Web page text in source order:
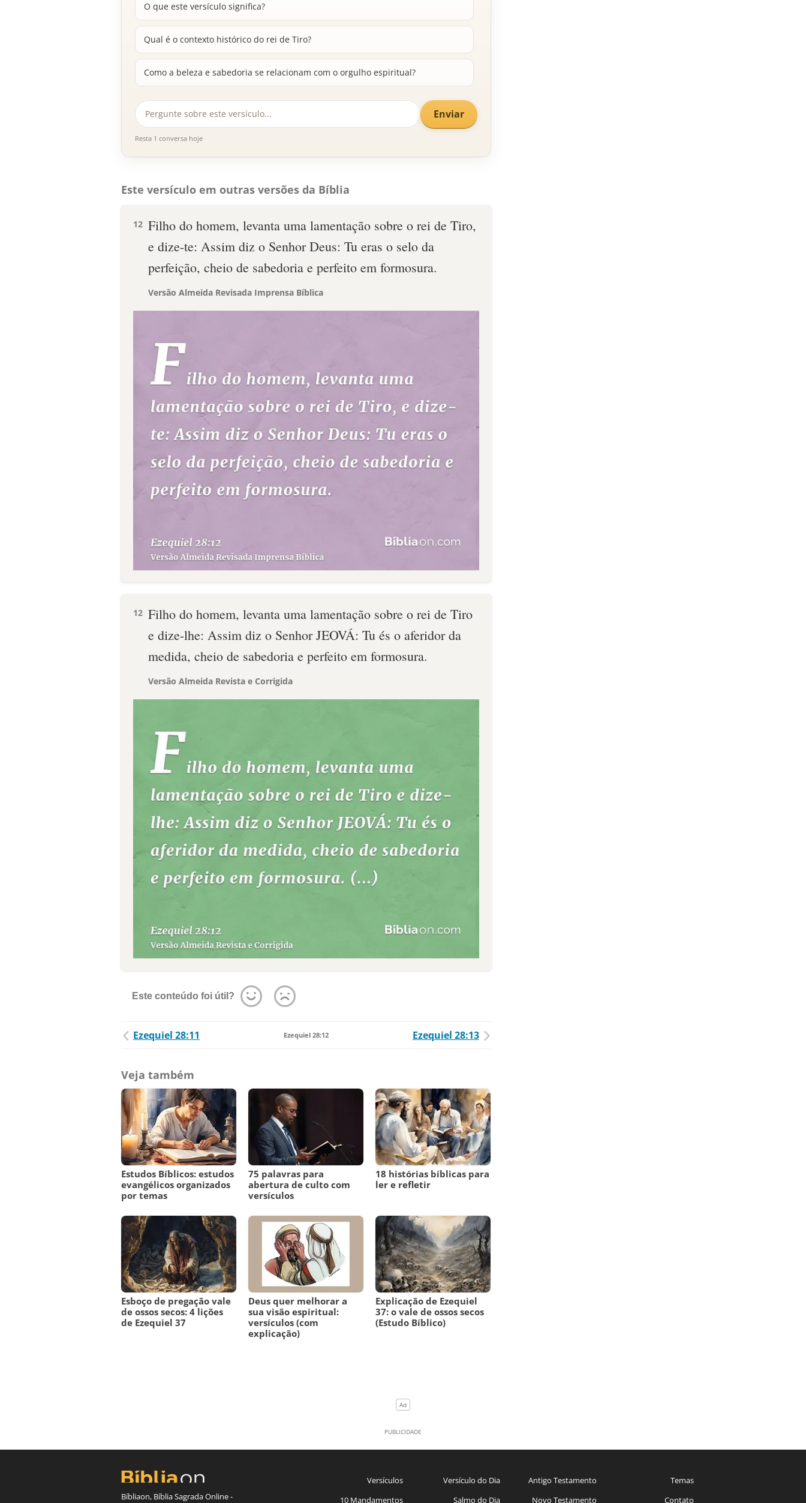
O que este versículo significa?
Qual é o contexto histórico do rei de Tiro?
Como a beleza e sabedoria se relacionam com o orgulho espiritual?
Enviar
Resta 1 conversa hoje
Este versículo em outras versões da Bíblia
12 Filho do homem, levanta uma lamentação sobre o rei de Tiro,
e dize-te: Assim diz o Senhor Deus: Tu eras o selo da
perfeição, cheio de sabedoria e perfeito em formosura.
Versão Almeida Revisada Imprensa Bíblica
12 Filho do homem, levanta uma lamentação sobre o rei de Tiro
e dize-lhe: Assim diz o Senhor JEOVÁ: Tu és o aferidor da
medida, cheio de sabedoria e perfeito em formosura.
Versão Almeida Revista e Corrigida
Este conteúdo foi útil?
Ezequiel 28:11 Ezequiel 28:12 Ezequiel 28:13
Veja também
Estudos Bíblicos: estudos
evangélicos organizados
por temas
75 palavras para
abertura de culto com
versículos
18 histórias bíblicas para
ler e refletir
Esboço de pregação vale
de ossos secos: 4 lições
de Ezequiel 37
Deus quer melhorar a
sua visão espiritual:
versículos (com
explicação)
Explicação de Ezequiel
37: o vale de ossos secos
(Estudo Bíblico)
Bíbliaon, Bíblia Sagrada Online -
Versículos
10 Mandamentos
Versículo do Dia
Salmo do Dia
Antigo Testamento
Novo Testamento
Temas
Contato